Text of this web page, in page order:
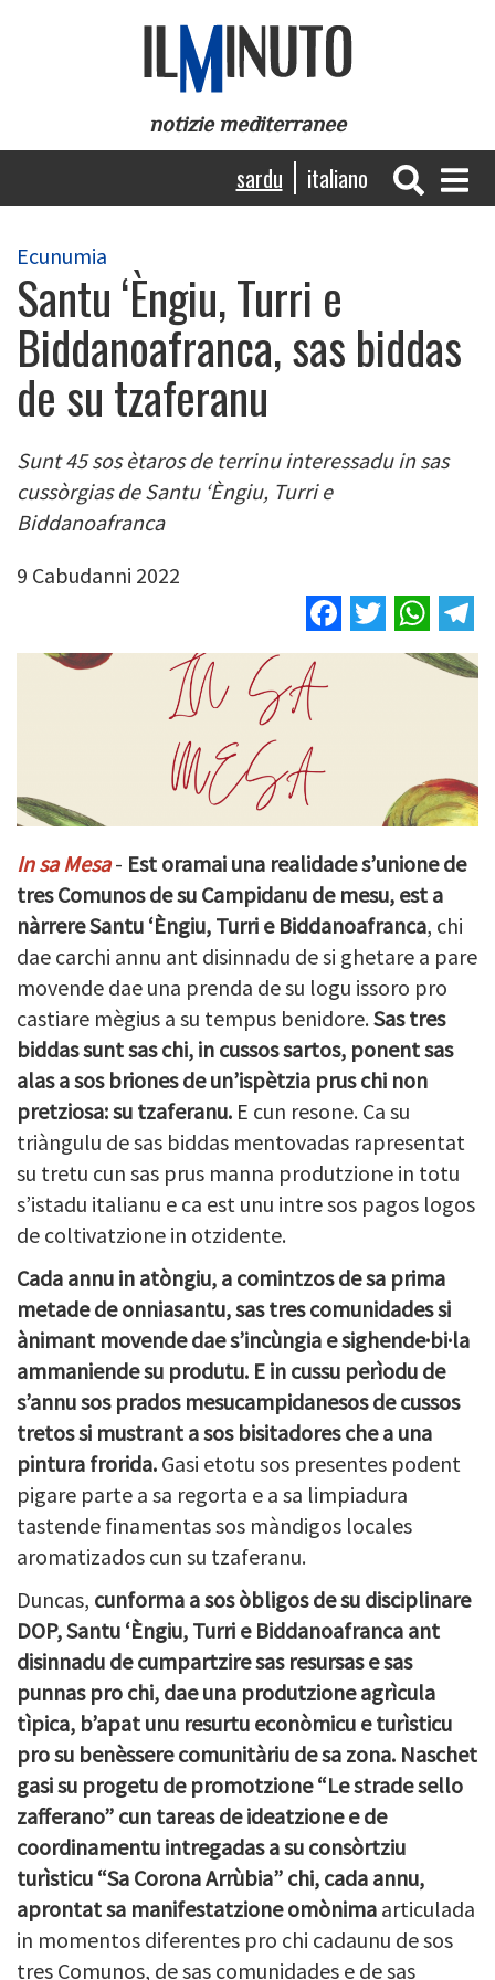
notizie mediterranee
Navigazione
principale
sardu italiano
Ecunumia
Santu ‘Èngiu, Turri e
Biddanoafranca, sas biddas
de su tzaferanu
Sunt 45 sos ètaros de terrinu interessadu in sas
cussòrgias de Santu ‘Èngiu, Turri e
Biddanoafranca
9 Cabudanni 2022
Facebook
Twitter
In sa Mesa- Est oramai una realidade s’unione de
tres Comunos de su Campidanu de mesu, est a
nàrrere Santu ‘Èngiu, Turri e Biddanoafranca, chi
dae carchi annu ant disinnadu de si ghetare a pare
movende dae una prenda de su logu issoro pro
castiare mègius a su tempus benidore.Sas tres
biddas sunt sas chi, in cussos sartos, ponent sas
alas a sos briones de un’ispètzia prus chi non
pretziosa: su tzaferanu. E cun resone. Ca su
triàngulu de sas biddas mentovadas rapresentat
su tretu cun sas prus manna produtzione in totu
s’istadu italianu e ca est unu intre sos pagos logos
de coltivatzione in otzidente.
Cada annu in atòngiu, a comintzos de sa prima
metade de onniasantu, sas tres comunidades si
ànimant movende dae s’incùngia e sighende·bi·la
ammaniende su produtu. E in cussu perìodu de
s’annu sos prados mesucampidanesos de cussos
tretos si mustrant a sos bisitadores che a una
pintura frorida. Gasi etotu sos presentes podent
pigare parte a sa regorta e a sa limpiadura
tastende finamentas sos màndigos locales
aromatizados cun su tzaferanu.
Duncas, cunforma a sos òbligos de su disciplinare
DOP, Santu ‘Èngiu, Turri e Biddanoafranca ant
disinnadu de cumpartzire sas resursas e sas
punnas pro chi, dae una produtzione agrìcula
tìpica, b’apat unu resurtu econòmicu e turìsticu
pro su benèssere comunitàriu de sa zona. Naschet
gasi su progetu de promotzione “Le strade sello
zafferano” cun tareas de ideatzione e de
coordinamentu intregadas a su consòrtziu
turìsticu “Sa Corona Arrùbia” chi, cada annu,
aprontat sa manifestatzione omònima articulada
in momentos diferentes pro chi cadaunu de sos
tres Comunos, de sas comunidades e de sas